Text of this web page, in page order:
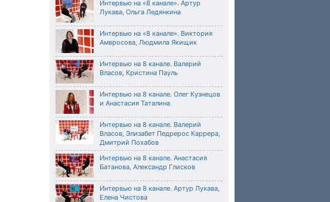
Интервью на «8 канале». Артур
Лукава, Ольга Ледянкина
Интервью на «8 канале». Виктория
Амвросова, Людмила Якищик
Интервью на 8 канале. Валерий
Власов, Кристина Пауль
Интервью на 8 канале. Олег Кузнецов
и Анастасия Таталина
Интервью на 8 канале. Валерий
Власов, Элизабет Педрерос Каррера,
Дмитрий Похабов
Интервью на 8 канале. Анастасия
Батанова, Александр Глисков
Интервью на 8 канале. Артур Лукава,
Елена Чистова